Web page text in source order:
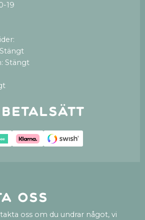
19
Stängt
betalsätt
oss
oss om du undrar något, vi